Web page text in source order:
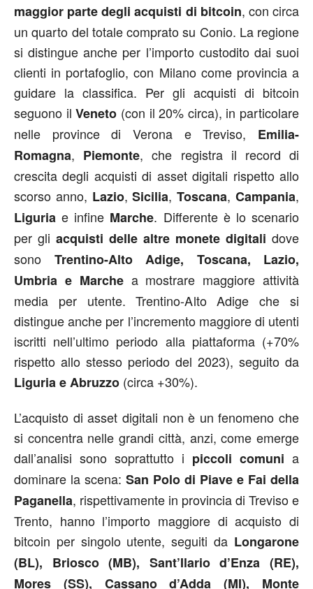
maggior parte degli acquisti di bitcoin, con circa
un quarto del totale comprato su Conio. La regione
si distingue anche per l’importo custodito dai suoi
clienti in portafoglio, con Milano come provincia a
guidare la classifica. Per gli acquisti di bitcoin
seguono ilVeneto (con il 20% circa), in particolare
nelle province di Verona e Treviso, Emilia-
Romagna, Piemonte, che registra il record di
crescita degli acquisti di asset digitali rispetto allo
scorso anno, Lazio,Sicilia,Toscana,Campania,
Liguria e infine Marche. Differente è lo scenario
per gli acquisti delle altre monete digitali dove
sono Trentino-Alto Adige, Toscana, Lazio,
Umbria e Marchea mostrare maggiore attività
media per utente. Trentino-Alto Adige che si
distingue anche per l’incremento maggiore di utenti
iscritti nell’ultimo periodo alla piattaforma (+70%
rispetto allo stesso periodo del 2023), seguito da
Liguria e Abruzzo (circa +30%).
L’acquisto di asset digitali non è un fenomeno che
si concentra nelle grandi città, anzi, come emerge
dall’analisi sono soprattutto i piccoli comuni a
dominare la scena: San Polo di Piave e Fai della
Paganella, rispettivamente in provincia di Treviso e
Trento, hanno l’importo maggiore di acquisto di
bitcoin per singolo utente, seguiti da Longarone
(BL), Briosco (MB), Sant’Ilario d’Enza (RE),
Mores (SS), Cassano d’Adda (MI), Monte